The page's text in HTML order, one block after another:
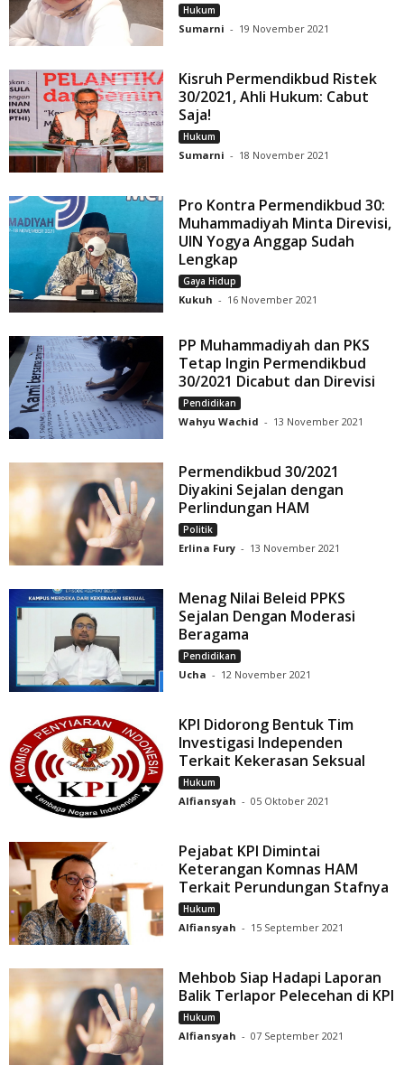
Hukum
Sumarni - 19 November 2021
Kisruh Permendikbud Ristek
30/2021, Ahli Hukum: Cabut
Saja!
Hukum
Sumarni - 18 November 2021
Pro Kontra Permendikbud 30:
Muhammadiyah Minta Direvisi,
UIN Yogya Anggap Sudah
Lengkap
Gaya Hidup
Kukuh - 16 November 2021
PP Muhammadiyah dan PKS
Tetap Ingin Permendikbud
30/2021 Dicabut dan Direvisi
Pendidikan
Wahyu Wachid - 13 November 2021
Permendikbud 30/2021
Diyakini Sejalan dengan
Perlindungan HAM
Politik
Erlina Fury - 13 November 2021
Menag Nilai Beleid PPKS
Sejalan Dengan Moderasi
Beragama
Pendidikan
Ucha - 12 November 2021
KPI Didorong Bentuk Tim
Investigasi Independen
Terkait Kekerasan Seksual
Hukum
Alfiansyah - 05 Oktober 2021
Pejabat KPI Dimintai
Keterangan Komnas HAM
Terkait Perundungan Stafnya
Hukum
Alfiansyah - 15 September 2021
Mehbob Siap Hadapi Laporan
Balik Terlapor Pelecehan di KPI
Hukum
Alfiansyah - 07 September 2021